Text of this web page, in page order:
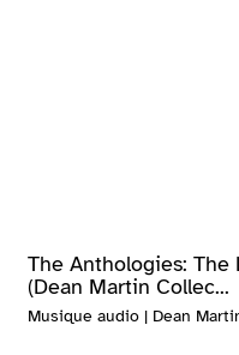
The Anthologies: The
(Dean Martin Collec...
Musique audio | Dean